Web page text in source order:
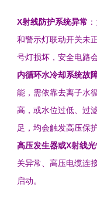
X射线防护系统异常
和警示灯联动开关未
号灯损坏，安全电路
内循环水冷却系统故
能，需依靠去离子水
高，或水位过低、过
足，均会触发高压保
高压发生器或X射线
关异常、高压电缆连
启动。